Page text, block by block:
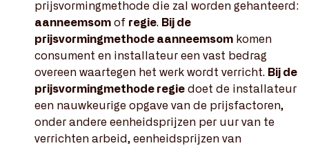
prijsvormingmethode die zal worden gehanteerd:
aanneemsom of regie. Bij de
prijsvormingmethode aanneemsom komen
consument en installateur een vast bedrag
overeen waartegen het werk wordt verricht. Bij de
prijsvormingmethode regie doet de installateur
een nauwkeurige opgave van de prijsfactoren,
onder andere eenheidsprijzen per uur van te
verrichten arbeid, eenheidsprijzen van